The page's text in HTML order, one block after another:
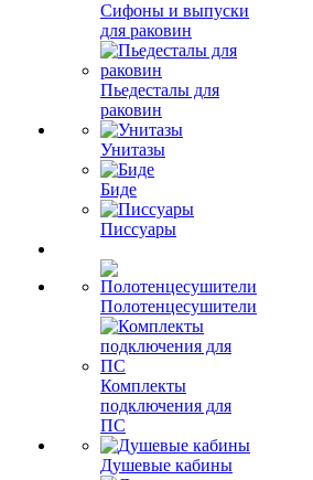
Сифоны и выпуски
для раковин
Пьедесталы для
раковин
Унитазы
Биде
Писсуары
Полотенцесушители
Комплекты
подключения для
ПС
Душевые кабины